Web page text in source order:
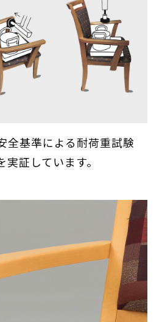
全基準による耐荷重試験
証しています。